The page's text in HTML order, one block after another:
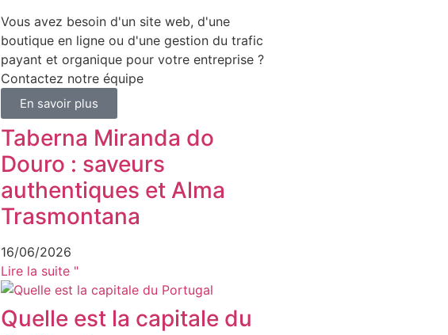
Vous avez besoin d'un site web, d'une
boutique en ligne ou d'une gestion du trafic
payant et organique pour votre entreprise ?
Contactez notre équipe
En savoir plus
Taberna Miranda do
Douro : saveurs
authentiques et Alma
Trasmontana
16/06/2026
Lire la suite "
Quelle est la capitale du